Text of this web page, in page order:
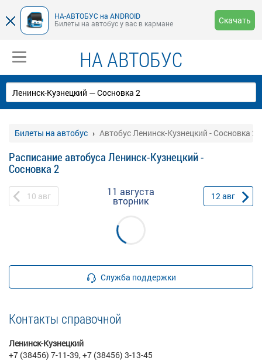
НА-АВТОБУС на ANDROID
Билеты на автобус у вас в кармане
Скачать
НА АВТОБУС
Билеты на автобус Автобус Ленинск-Кузнецкий - Сосновка 2
Расписание автобуса Ленинск-Кузнецкий -
Сосновка 2
10 авг 11 августа
вторник 12авг
Служба поддержки
Контакты справочной
Ленинск-Кузнецкий
+7 (38456) 7-11-39, +7 (38456) 3-13-45